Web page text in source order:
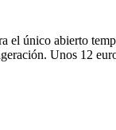
el único abierto
Unos 12